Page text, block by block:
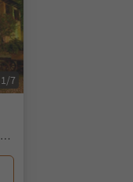
1/7
Tramin an der Weinstraße/Termeno sulla Strada del Vino, Alto Adige Wine Road